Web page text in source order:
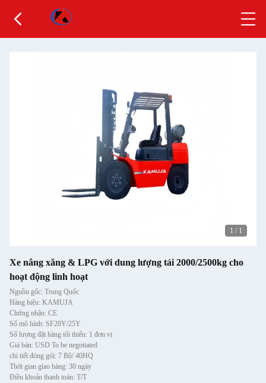
1 / 1
Xe nâng xăng & LPG với dung lượng tải 2000/2500kg cho
hoạt động linh hoạt
Nguồn gốc: Trung Quốc
Hàng hiệu: KAMUJA
Chứng nhận: CE
Số mô hình: SF20Y/25Y
Số lượng đặt hàng tối thiểu: 1 đơn vị
Giá bán: USD To be negotiated
chi tiết đóng gói: 7 Bộ/ 40HQ
Thời gian giao hàng: 30 ngày
Điều khoản thanh toán: T/T